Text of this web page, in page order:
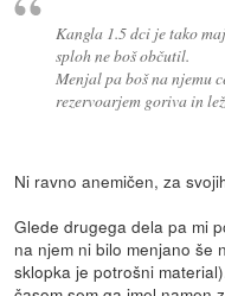
Kangla 1.5 dci je tako
sploh ne boš občutil.
Menjal pa boš na njemu
rezervoarjem goriva in
Ni ravno anemičen, za
Glede drugega dela pa mi
na njem ni bilo menjano še
sklopka je potrošni